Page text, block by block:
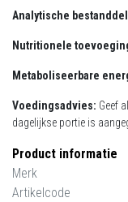
Analytische
Nutritionele
Metaboliseerbare
Voedingsadvies: Geef
dagelijkse portie is
Product informatie
Merk
Artikelcode